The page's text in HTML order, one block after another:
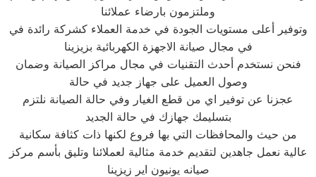
وملتزمون بارضاء عملائنا
وتوفير أعلى مستويات الجودة في خدمة العملاء كشركة رائدة في
في مجال صيانة الاجهزة الكهربائية بزيزينا
فنحن نستخدم أحدث التقنيات في مجال مراكز الصيانة وضمان
وصول العميل على جهاز جديد في حالة
عجزنا عن توفير اي من قطع الغيار وفي حالة الصيانة نلتزم
بتسليمك جهازك في حالة الجديد
من حيث والمحافظات التي بها فروع لكنها ذات كثافة سكانية
عالية نعمل جاهدين لتقديم خدمة مثالية لعملائنا وتليق بأسم مركز
صيانه يونيون اير زيزينا